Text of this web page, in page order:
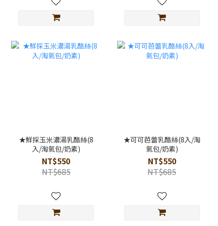
★鮮採玉米濃湯乳酪絲(8
入/淘氣包/奶素)
NT$550
NT$685
★可可芭蕾乳酪絲(8入/淘
氣包/奶素)
NT$550
NT$685